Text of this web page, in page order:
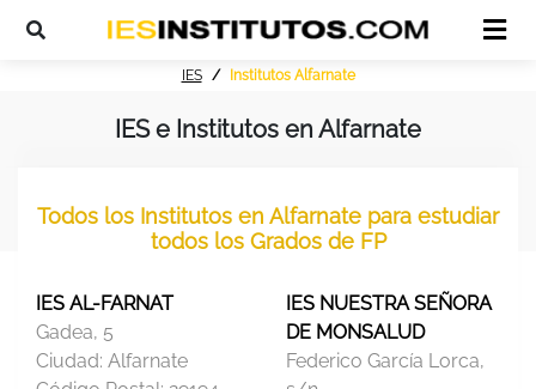
IES Institutos Alfarnate
IES e Institutos en Alfarnate
Todos los Institutos en Alfarnate para estudiar
todos los Grados de FP
IES AL-FARNAT
Gadea, 5
Ciudad: Alfarnate
IES NUESTRA SEÑORA
DE MONSALUD
Federico García Lorca,